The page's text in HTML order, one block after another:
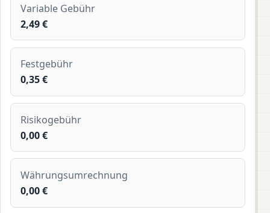
Variable Gebühr
2,49 €
Festgebühr
0,35 €
Risikogebühr
0,00 €
Währungsumrechnung
0,00 €